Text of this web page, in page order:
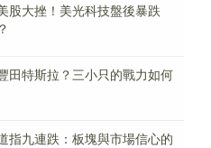
股大挫！美光科技盤後暴跌
田特斯拉？三小只的戰力如何
指九連跌：板塊與市場信心的